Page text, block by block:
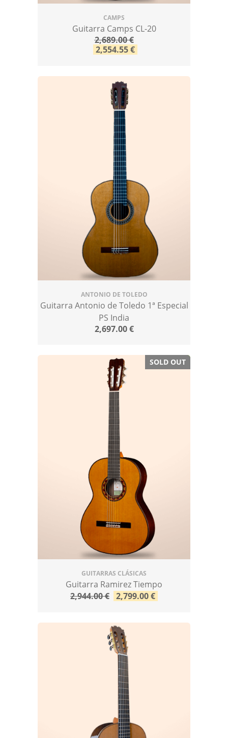
CAMPS
Guitarra Camps CL-20
2,689.00€
2,554.55€
ANTONIO DE TOLEDO
Guitarra Antonio de Toledo 1ª Especial
PS India
2,697.00€
¡OFERTA!
SOLD OUT
GUITARRAS CLÁSICAS
Guitarra Ramirez Tiempo
2,944.00€ 2,799.00€